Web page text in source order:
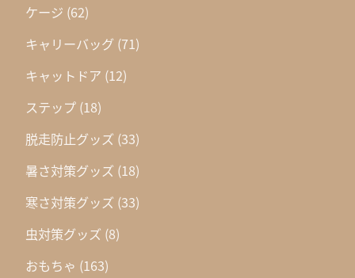
ケージ (62)
キャリーバッグ (71)
キャットドア (12)
ステップ (18)
脱走防止グッズ (33)
暑さ対策グッズ (18)
寒さ対策グッズ (33)
虫対策グッズ (8)
おもちゃ (163)